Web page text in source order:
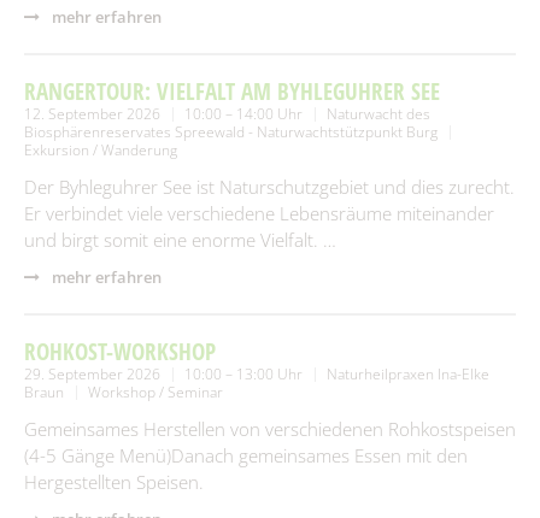
mehr erfahren
RANGERTOUR: VIELFALT AM BYHLEGUHRER SEE
12. September 2026 10:00 – 14:00 Uhr
Naturwacht des
Biosphärenreservates Spreewald - Naturwachtstützpunkt Burg
Exkursion / Wanderung
Der Byhleguhrer See ist Naturschutzgebiet und dies zurecht.
Er verbindet viele verschiedene Lebensräume miteinander
und birgt somit eine enorme Vielfalt. …
mehr erfahren
ROHKOST-WORKSHOP
29. September 2026 10:00 – 13:00 Uhr
Naturheilpraxen Ina-Elke
Braun
Workshop / Seminar
Gemeinsames Herstellen von verschiedenen Rohkostspeisen
(4-5 Gänge Menü)Danach gemeinsames Essen mit den
Hergestellten Speisen.